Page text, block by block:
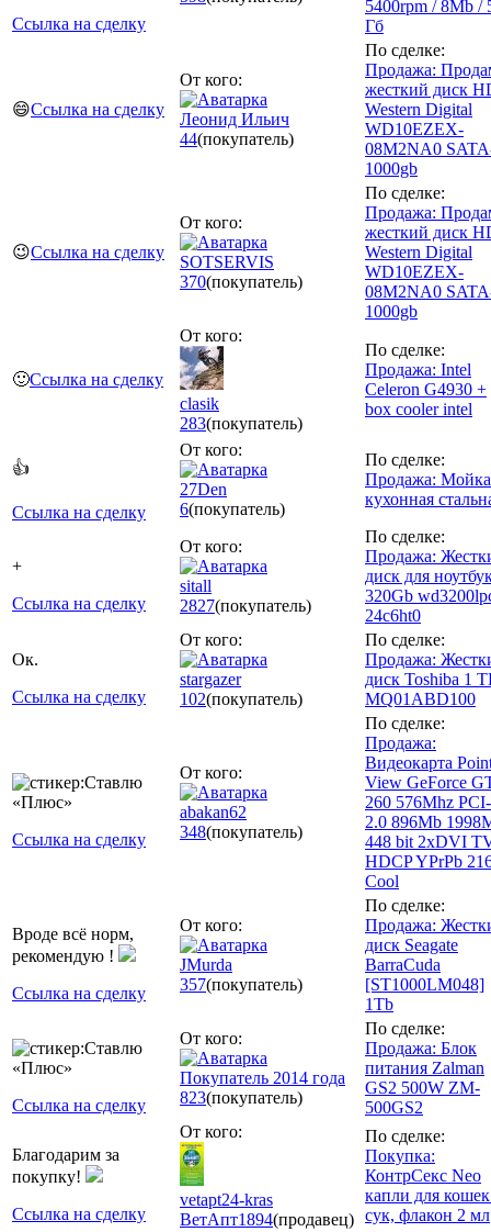
Ссылка на сделку
5400rpm / 8Mb /
Гб
😄Ссылка на сделку
От кого:
Леонид Ильич
44(покупатель)
По сделке:
Продажа:
жесткий диск
Western Digital
WD10EZEX-
08M2NA0
1000gb
😉Ссылка на сделку
От кого:
SOTSERVIS
370(покупатель)
По сделке:
Продажа:
жесткий диск
Western Digital
WD10EZEX-
08M2NA0
1000gb
🙂Ссылка на сделку
От кого:
clasik
283(покупатель)
По сделке:
Продажа: Intel
Celeron G4930 +
box cooler intel
👍
Ссылка на сделку
От кого:
27Den
6(покупатель)
По сделке:
Продажа: Мойка
кухонная
+
Ссылка на сделку
От кого:
sitall
2827(покупатель)
По сделке:
Продажа:
диск для
320Gb
24c6ht0
Ок.
Ссылка на сделку
От кого:
stargazer
102(покупатель)
По сделке:
Продажа:
диск Toshiba 1
MQ01ABD100
Ссылка на сделку
От кого:
abakan62
348(покупатель)
По сделке:
Продажа:
Видеокарта
View GeForce
260 576Mhz
2.0 896Mb
448 bit 2xDVI
HDCP YPrPb
Cool
Вроде всё норм,
рекомендую !
Ссылка на сделку
От кого:
JMurda
357(покупатель)
По сделке:
Продажа:
диск Seagate
BarraCuda
[ST1000LM048]
1Tb
Ссылка на сделку
От кого:
Покупатель 2014 года
823(покупатель)
По сделке:
Продажа: Блок
питания Zalman
GS2 500W ZM-
500GS2
Благодарим за
покупку!
Ссылка на сделку
От кого:
vetapt24-kras
ВетАпт1894(продавец)
По сделке:
Покупка:
КонтрСекс Neo
капли для
сук, флакон 2 мл